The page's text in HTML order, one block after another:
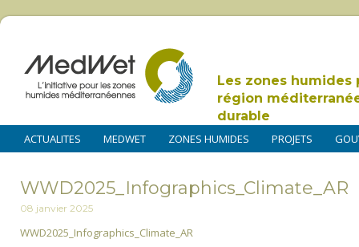
Les zones humides
région
durable
ACTUALITES MEDWET ZONES HUMIDES PROJETS
WWD2025_Infographics_Climate_AR
08 janvier 2025
WWD2025_Infographics_Climate_AR